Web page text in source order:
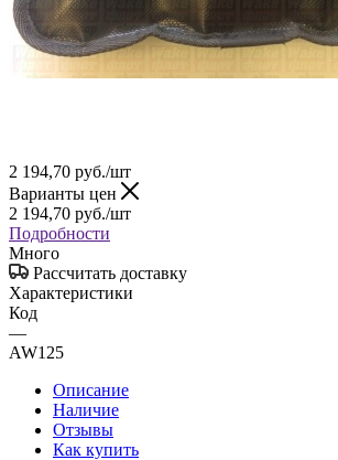
2 194,70 руб./шт
Варианты цен
2 194,70 руб./шт
Подробности
Много
Рассчитать доставку
Характеристики
Код
—
AW125
Описание
Наличие
Отзывы
Как купить